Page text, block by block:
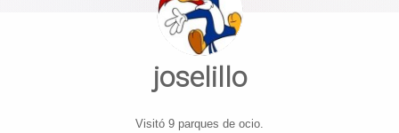
joselillo
Visitó 9 parques de ocio.